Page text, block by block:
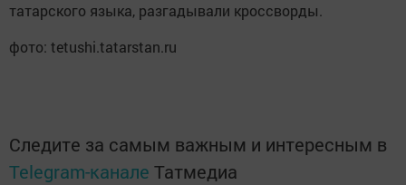
татарского языка, разгадывали кроссворды.
фото: tetushi.tatarstan.ru
Следите за самым важным и интересным в
Telegram-канале Татмедиа